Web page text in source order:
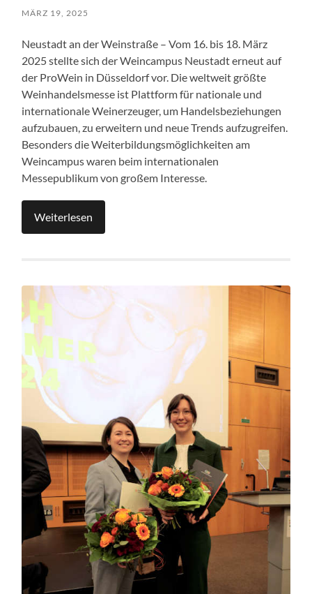
MÄRZ 19, 2025
Neustadt an der Weinstraße – Vom 16. bis 18. März
2025 stellte sich der Weincampus Neustadt erneut auf
der ProWein in Düsseldorf vor. Die weltweit größte
Weinhandelsmesse ist Plattform für nationale und
internationale Weinerzeuger, um Handelsbeziehungen
aufzubauen, zu erweitern und neue Trends aufzugreifen.
Besonders die Weiterbildungsmöglichkeiten am
Weincampus waren beim internationalen
Messepublikum von großem Interesse.
Weiterlesen